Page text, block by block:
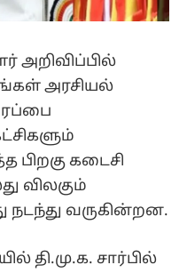
அறிவிப்பில்
அரசியல்
பிறகு கடைசி
விலகும்
நடந்து வருகின்றன.
தி.மு.க. சார்பில்